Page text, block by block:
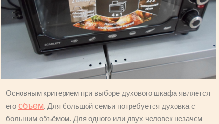
Основным критерием при выборе духового шкафа является
его объём. Для большой семьи потребуется духовка с
большим объёмом. Для одного или двух человек незачем